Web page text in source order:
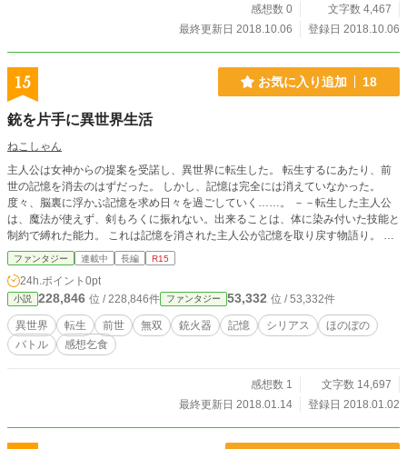
感想数 0
文字数 4,467
最終更新日 2018.10.06
登録日 2018.10.06
15 お気に入り追加 18
銃を片手に異世界生活
ねこしゃん
主人公は女神からの提案を受諾し、異世界に転生した。 転生するにあたり、前
世の記憶を消去のはずだった。 しかし、記憶は完全には消えていなかった。
度々、脳裏に浮かぶ記憶を求め日々を過ごしていく……。 －－転生した主人公
は、魔法が使えず、剣もろくに振れない。出来ることは、体に染み付いた技能と
制約で縛れた能力。 これは記憶を消された主人公が記憶を取り戻す物語り。 彼
が全てを思い出した時、英雄となる。
ファンタジー 連載中 長編 R15
24h.ポイント 0pt
小説 228,846 位 / 228,846件 ファンタジー 53,332 位 / 53,332件
異世界 転生 前世 無双 銃火器 記憶 シリアス
ほのぼの
バトル
感想乞食
感想数 1
文字数 14,697
最終更新日 2018.01.14
登録日 2018.01.02